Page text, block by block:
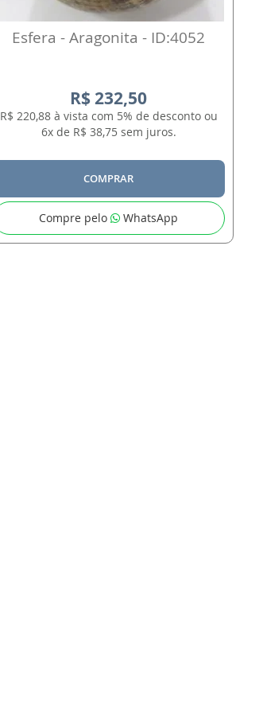
Esfera - Aragonita - ID:4052
R$ 232,50
R$ 220,88 à vista com 5% de desconto ou
6x de R$ 38,75 sem juros.
COMPRAR
Compre pelo WhatsApp